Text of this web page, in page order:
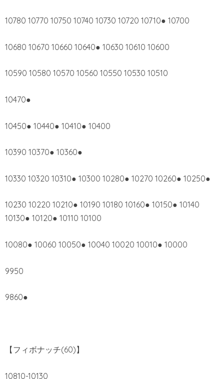
10780 10770 10750 10740 10730 10720 10710● 10700
10680 10670 10660 10640● 10630 10610 10600
10590 10580 10570 10560 10550 10530 10510
10470●
10450● 10440● 10410● 10400
10390 10370● 10360●
10330 10320 10310● 10300 10280● 10270 10260● 10250●
10230 10220 10210● 10190 10180 10160● 10150● 10140
10130● 10120● 10110 10100
10080● 10060 10050● 10040 10020 10010● 10000
9950
9860●
【フィボナッチ(60)】
10810-10130